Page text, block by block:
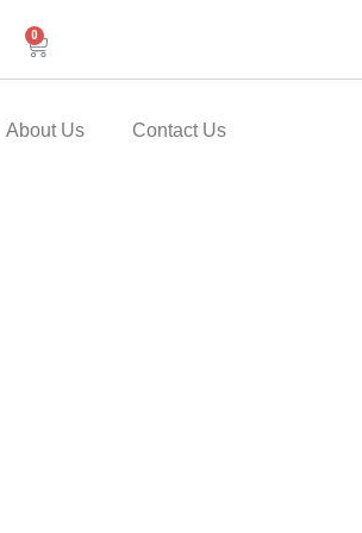
0
Cart
About Us Contact Us